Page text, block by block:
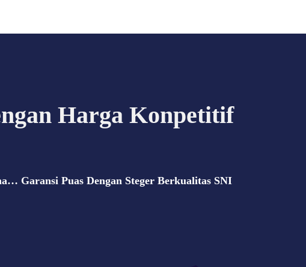
Harga Konpetitif
Garansi Puas Dengan Steger Berkualitas SNI